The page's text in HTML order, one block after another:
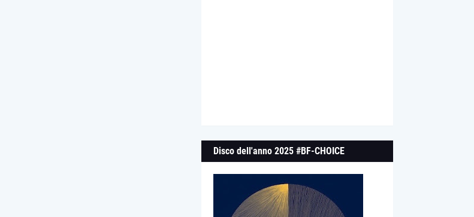
Disco dell'anno 2025 #BF-CHOICE